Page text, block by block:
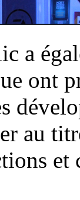
a
ont
au
et